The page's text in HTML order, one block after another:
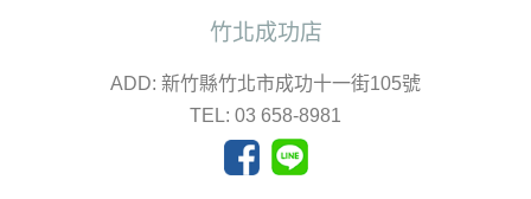
竹北成功店
ADD: 新竹縣竹北市成功十一街105號
TEL: 03 658-8981